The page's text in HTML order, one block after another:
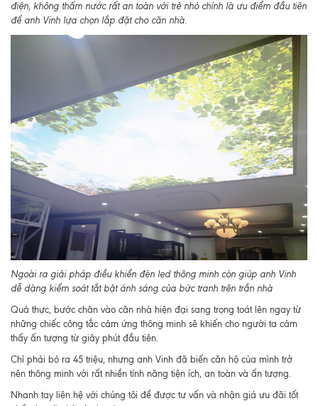
điện, không thấm nước rất an toàn với trẻ nhỏ chính là ưu điểm đầu tiên
để anh Vinh lựa chọn lắp đặt cho căn nhà.
Ngoài ra giải pháp điều khiển đèn led thông minh còn giúp anh Vinh
dễ dàng kiểm soát tắt bật ánh sáng của bức tranh trên trần nhà
Quả thực, bước chân vào căn nhà hiện đại sang trọng toát lên ngay từ
những chiếc công tắc cảm ứng thông minh sẽ khiến cho người ta cảm
thấy ấn tượng từ giây phút đầu tiên.
Chỉ phải bỏ ra 45 triệu, nhưng anh Vinh đã biến căn hộ của mình trở
nên thông minh với rất nhiền tính năng tiện ích, an toàn và ấn tượng.
Nhanh tay liên hệ với chúng tôi để được tư vấn và nhận giá ưu đãi tốt